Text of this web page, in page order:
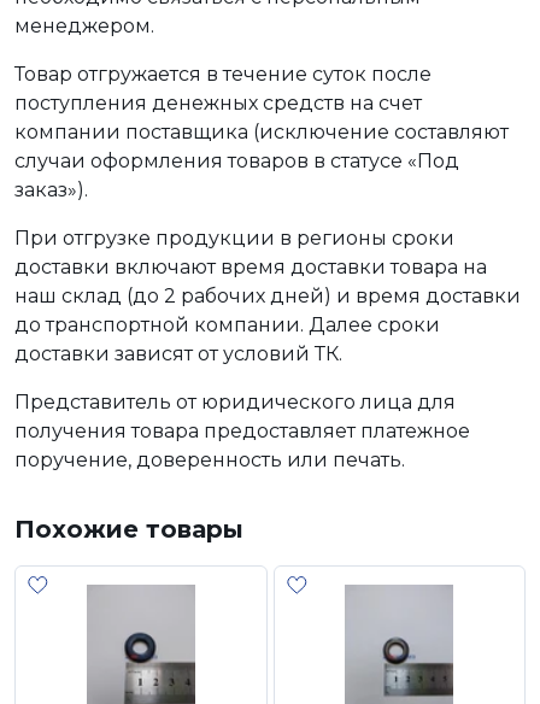
менеджером.
Товар отгружается в течение суток после
поступления денежных средств на счет
компании поставщика (исключение составляют
случаи оформления товаров в статусе «Под
заказ»).
При отгрузке продукции в регионы сроки
доставки включают время доставки товара на
наш склад (до 2 рабочих дней) и время доставки
до транспортной компании. Далее сроки
доставки зависят от условий ТК.
Представитель от юридического лица для
получения товара предоставляет платежное
поручение, доверенность или печать.
Похожие товары